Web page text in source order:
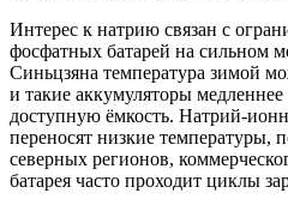
Интерес к натрию связан с
фосфатных батарей на сильном
Синьцзяна температура зимой
и такие аккумуляторы
доступную ёмкость. Натрий-
переносят низкие температуры,
северных регионов,
батарея часто проходит циклы